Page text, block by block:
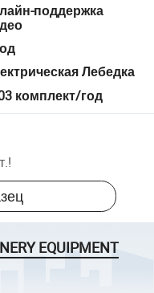
поддержка
Лебедка
комплект/год
!
EQUIPMENT